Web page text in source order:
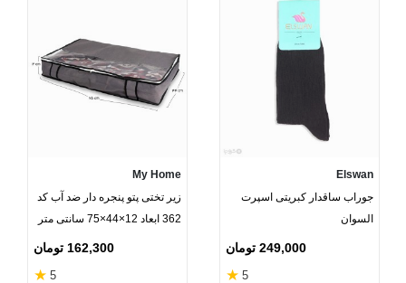
Elswan
جوراب ساقدار کبریتی اسپرت
السوان
249,000 تومان
5
★
My Home
زیر تختی پتو پنجره دار ضد آب کد
362 ابعاد 12×44×75 سانتی متر
162,300 تومان
5
★